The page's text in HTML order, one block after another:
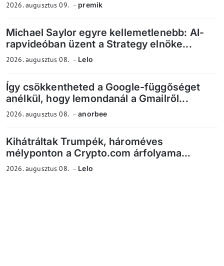
2026. augusztus 09. premik
Michael Saylor egyre kellemetlenebb: AI-
rapvideóban üzent a Strategy elnöke...
2026. augusztus 08. Lelo
Így csökkentheted a Google-függőséget
anélkül, hogy lemondanál a Gmailről...
2026. augusztus 08. anorbee
Kihátráltak Trumpék, hároméves
mélyponton a Crypto.com árfolyama...
2026. augusztus 08. Lelo